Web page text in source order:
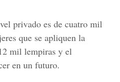
privado es de cuatro mil
que se apliquen la
mil lempiras y el
en un futuro.